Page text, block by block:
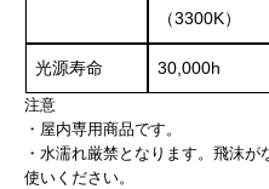
（3300K）
光源寿命 30,000h
注意
・屋内専用商品です。
・水濡れ厳禁となります。飛沫
使いください。